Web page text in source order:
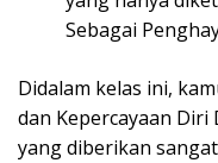
Sebagai
Didalam kelas ini,
dan Kepercayaan Diri
yang diberikan